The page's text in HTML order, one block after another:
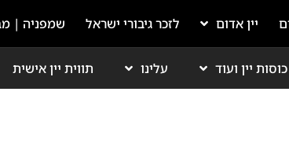
יין אדום לזכר גיבורי ישראל שמפניה |
כוסות יין ועוד עלינו תווית יין אישית